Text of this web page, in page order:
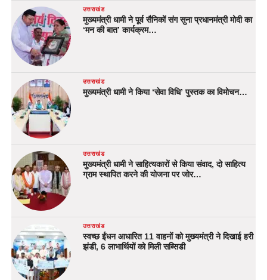
उत्तराखंड
मुख्यमंत्री धामी ने पूर्व सैनिकों संग सुना प्रधानमंत्री मोदी का
‘मन की बात’ कार्यक्रम…
उत्तराखंड
मुख्यमंत्री धामी ने किया ‘सेवा विधि’ पुस्तक का विमोचन…
उत्तराखंड
मुख्यमंत्री धामी ने साहित्यकारों से किया संवाद, दो साहित्य
ग्राम स्थापित करने की योजना पर जोर…
उत्तराखंड
स्वच्छ ईंधन आधारित 11 वाहनों को मुख्यमंत्री ने दिखाई हरी
झंडी, 6 लाभार्थियों को मिली सब्सिडी